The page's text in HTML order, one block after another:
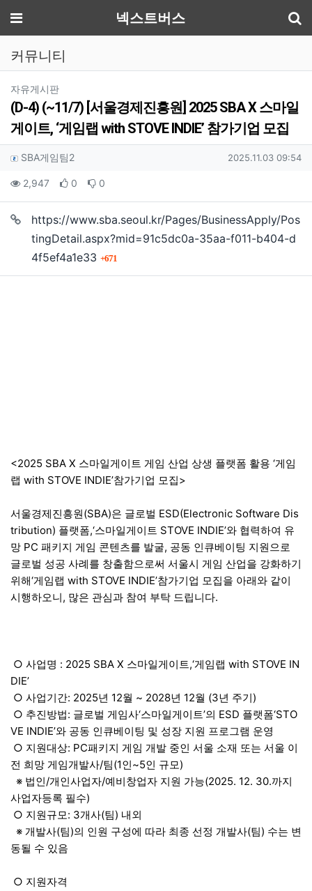
메뉴 넥스트버스
커뮤니티
자유게시판분류
(D-4) (~11/7) [서울경제진흥원] 2025 SBA X 스마일
게이트, ‘게임랩 with STOVE INDIE’ 참가기업 모집
작성자 정보
SBA게임팀2작성 작성일
2025.11.03 09:54
컨텐츠 정보
2,947조회 0 추천 0
본문
https://www.sba.seoul.kr/Pages/BusinessApply/Pos
tingDetail.aspx?mid=91c5dc0a-35aa-f011-b404-d
4f5ef4a1e33
671
<2025 SBA X 스마일게이트 게임 산업 상생 플랫폼 활용 ‘게임
랩 with STOVE INDIE’참가기업 모집>
서울경제진흥원(SBA)은 글로벌 ESD(Electronic Software Dis
tribution) 플랫폼,‘스마일게이트 STOVE INDIE’와 협력하여 유
망 PC 패키지 게임 콘텐츠를 발굴, 공동 인큐베이팅 지원으로
글로벌 성공 사례를 창출함으로써 서울시 게임 산업을 강화하기
위해‘게임랩 with STOVE INDIE’참가기업 모집을 아래와 같이
시행하오니, 많은 관심과 참여 부탁 드립니다.
○ 사업명 : 2025 SBA X 스마일게이트,‘게임랩 with STOVE IN
DIE’
○ 사업기간: 2025년 12월 ~ 2028년 12월 (3년 주기)
○ 추진방법: 글로벌 게임사‘스마일게이트’의 ESD 플랫폼‘STO
VE INDIE’와 공동 인큐베이팅 및 성장 지원 프로그램 운영
○ 지원대상: PC패키지 게임 개발 중인 서울 소재 또는 서울 이
전 희망 게임개발사/팀(1인~5인 규모)
※ 법인/개인사업자/예비창업자 지원 가능(2025. 12. 30.까지
사업자등록 필수)
○ 지원규모: 3개사(팀) 내외
※ 개발사(팀)의 인원 구성에 따라 최종 선정 개발사(팀) 수는 변
동될 수 있음
○ 지원자격